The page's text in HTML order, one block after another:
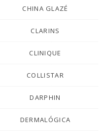
CHINA GLAZÉ
CLARINS
CLINIQUE
COLLISTAR
DARPHIN
DERMALÓGICA